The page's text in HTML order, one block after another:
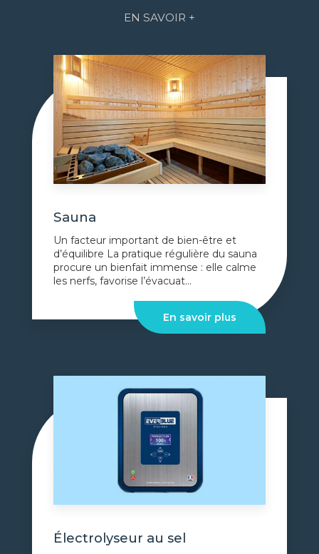
EN SAVOIR +
Sauna
Un facteur important de bien-être et
d’équilibre La pratique régulière du sauna
procure un bienfait immense : elle calme
les nerfs, favorise l’évacuat...
En savoir plus
Électrolyseur au sel